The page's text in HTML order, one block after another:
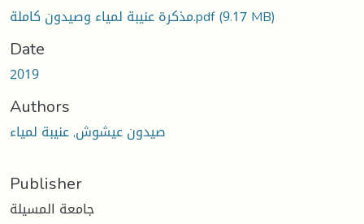
مذكرة عنيبة لمياء وصيدون كاملة.pdf(9.17 MB)
Date
2019
Authors
صيدون عيشوش, عنيبة لمياء
Publisher
جامعة المسيلة